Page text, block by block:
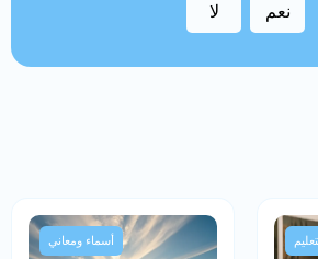
نعم لا
التعليم أسماء ومعاني